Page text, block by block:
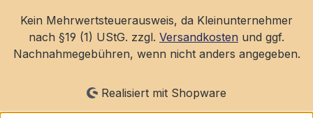
Kein Mehrwertsteuerausweis, da Kleinunternehmer
nach §19 (1) UStG. zzgl. Versandkosten und ggf.
Nachnahmegebühren, wenn nicht anders angegeben.
Realisiert mit Shopware